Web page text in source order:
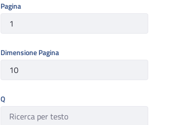
Pagina
Dimensione Pagina
Q